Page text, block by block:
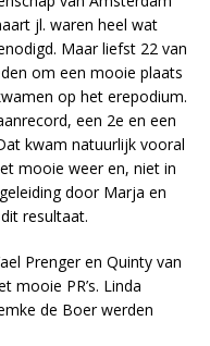
jl. waren heel wat
Maar liefst 22 van
om een mooie plaats
op het erepodium.
een 2e en een
kwam natuurlijk vooral
mooie weer en, niet in
door Marja en
resultaat.
Prenger en Quinty van
mooie PR’s. Linda
de Boer werden